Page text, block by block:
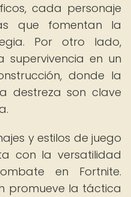
cada personaje
que fomentan la
Por otro lado,
supervivencia en un
donde la
destreza son clave
y estilos de juego
con la versatilidad
en Fortnite.
promueve la táctica